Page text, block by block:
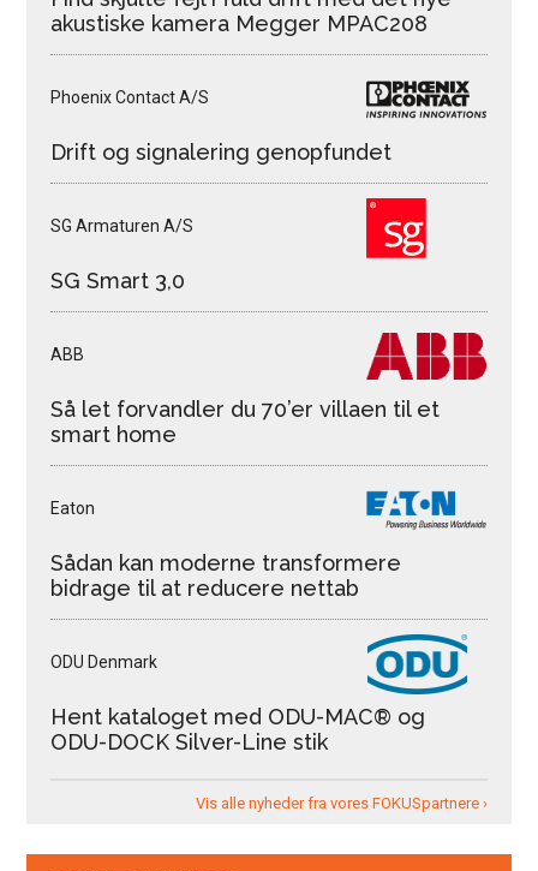
akustiske kamera Megger MPAC208
Phoenix Contact A/S
Drift og signalering genopfundet
SG Armaturen A/S
SG Smart 3,0
ABB
Så let forvandler du 70’er villaen til et
smart home
Eaton
Sådan kan moderne transformere
bidrage til at reducere nettab
ODU Denmark
Hent kataloget med ODU-MAC® og
ODU-DOCK Silver-Line stik
Vis alle nyheder fra vores FOKUSpartnere ›